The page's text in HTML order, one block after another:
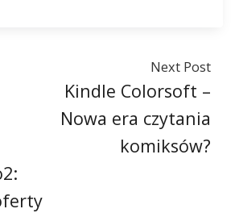
Next Post
Kindle Colorsoft –
Nowa era czytania
komiksów?